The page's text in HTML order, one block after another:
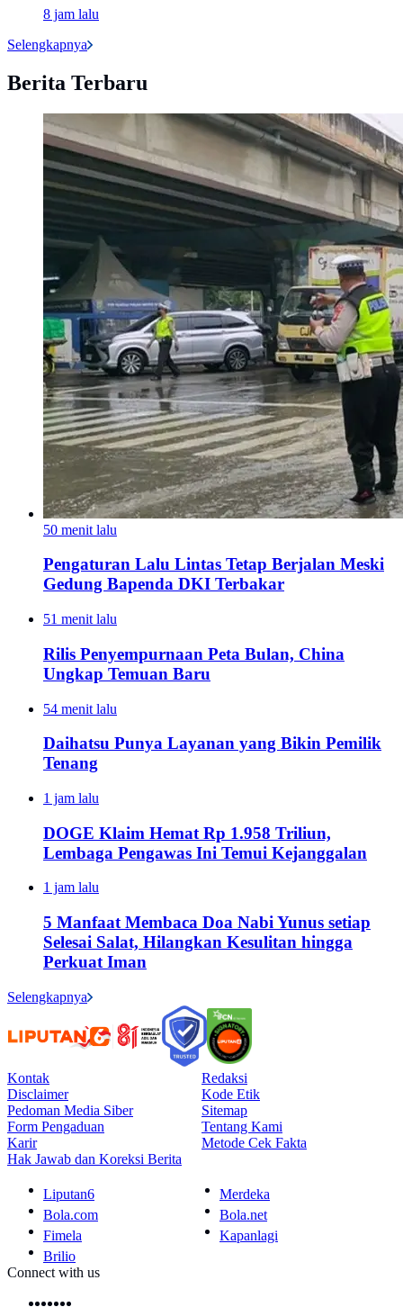
8 jam lalu
Selengkapnya
Berita Terbaru
50 menit lalu
Pengaturan Lalu Lintas Tetap Berjalan Meski
Gedung Bapenda DKI Terbakar
51 menit lalu
Rilis Penyempurnaan Peta Bulan, China
Ungkap Temuan Baru
54 menit lalu
Daihatsu Punya Layanan yang Bikin Pemilik
Tenang
1 jam lalu
DOGE Klaim Hemat Rp 1.958 Triliun,
Lembaga Pengawas Ini Temui Kejanggalan
1 jam lalu
5 Manfaat Membaca Doa Nabi Yunus setiap
Selesai Salat, Hilangkan Kesulitan hingga
Perkuat Iman
Selengkapnya
Kontak
Redaksi
Disclaimer
Kode Etik
Pedoman Media Siber
Sitemap
Form Pengaduan
Tentang Kami
Karir
Metode Cek Fakta
Hak Jawab dan Koreksi Berita
Liputan6
Merdeka
Bola.com
Bola.net
Fimela
Kapanlagi
Brilio
Connect with us